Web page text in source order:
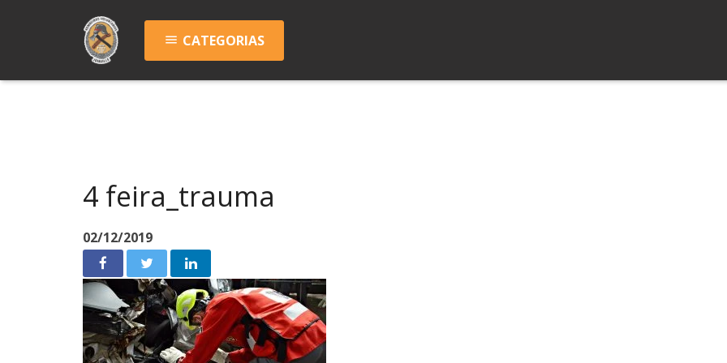
menu CATEGORIAS
4 feira_trauma
02/12/2019